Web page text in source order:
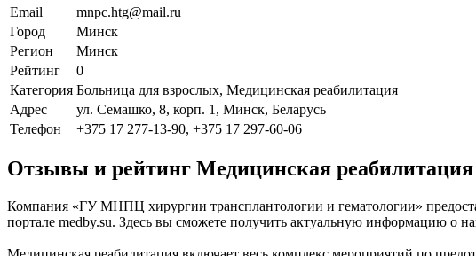
Email
mnpc.htg@mail.ru
Город
Минск
Регион
Минск
Рейтинг
0
Категория Больница для взрослых, Медицинская реабилитация
Адрес
ул. Семашко, 8, корп. 1, Минск, Беларусь
Телефон
+375 17 277-13-90, +375 17 297-60-06
Отзывы и рейтинг Медицинская
Компания «ГУ МНПЦ хирургии трансплантологии и гематологии»
портале medby.su. Здесь вы сможете получить актуальную информацию о